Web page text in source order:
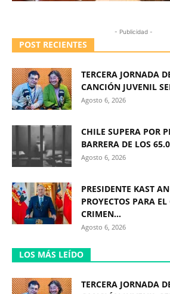
- Publicidad -
POST RECIENTES
TERCERA JORNADA
CANCIÓN JUVENIL
Agosto 6, 2026
CHILE SUPERA POR
BARRERA DE LOS
Agosto 6, 2026
PRESIDENTE KAST
PROYECTOS PARA
CRIMEN...
Agosto 6, 2026
LOS MÁS LEÍDO
TERCERA JORNADA